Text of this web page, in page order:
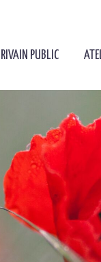
PUBLIC